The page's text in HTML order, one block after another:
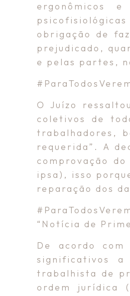
ergonômicos
psicofisiológicas
obrigação de
prejudicado,
e pelas partes,
O Juízo
coletivos de
trabalhadores,
requerida”. A
comprovação
ipsa), isso
reparação dos
“Notícia de
De acordo
significativos
trabalhista de
ordem jurídica